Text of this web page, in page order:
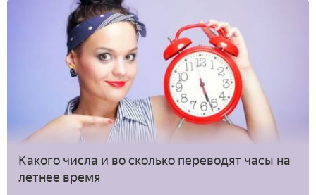
Какого числа и во сколько переводят часы на
летнее время